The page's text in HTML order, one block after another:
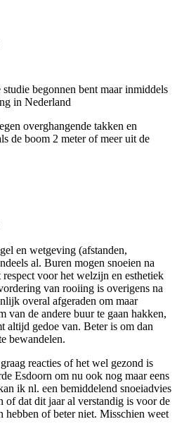
begonnen bent maar inmiddels
in Nederland
overghangende takken en
de boom 2 meter of meer uit de
en wetgeving (afstanden,
al. Buren mogen snoeien na
voor het welzijn en esthetiek
van rooiing is overigens na
overal afgeraden om maar
van de andere buur te gaan hakken,
altijd gedoe van. Beter is om dan
bewandelen.
reacties of het wel gezond is
Esdoorn om nu ook nog maar eens
ik nl. een bemiddelend snoeiadvies
dat dit jaar al verstandig is voor de
of beter niet. Misschien weet